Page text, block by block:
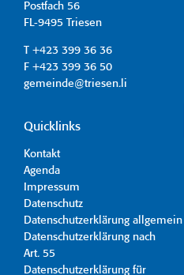
Postfach 56
FL-9495 Triesen
T +423 399 36 36
F +423 399 36 50
gemeinde@triesen.li
Quicklinks
Kontakt
Agenda
Impressum
Datenschutz
Datenschutzerklärung allgemein
Datenschutzerklärung nach
Art. 55
Datenschutzerklärung für